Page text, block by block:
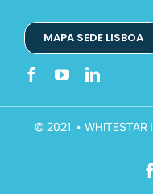
MAPA SEDE LISBOA
© 2021 • WHITESTAR |